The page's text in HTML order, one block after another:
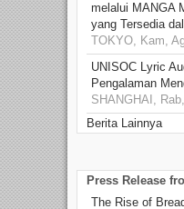
melalui MANGA
yang Tersedia
TOKYO, Kam,
UNISOC Lyric
Pengalaman
SHANGHAI,
Berita Lainnya
Press Release
The Rise of